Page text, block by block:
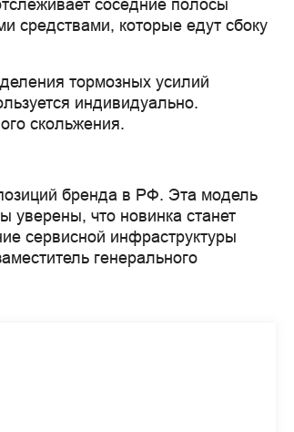
соседние полосы
средствами, которые едут сбоку
тормозных усилий
индивидуально.
скольжения.
бренда в РФ. Эта модель
что новинка станет
сервисной инфраструктуры
генерального